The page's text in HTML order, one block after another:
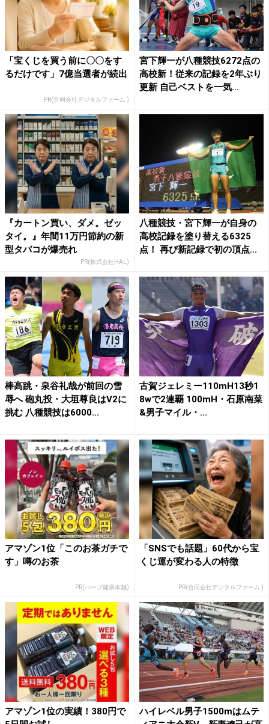
「宝くじを買う前に〇〇をす
るだけです」7億当選者が続出
PR(合同会社デジタルファーム )
宮下輝一が八種競技6272点の
高校新！従来の記録を2年ぶり
更新 自己ベストを一気...
『カートン買い、ダメ。ゼッ
タイ。』年間11万円節約の新
型タバコが爆売れ
PR(株式会社HAL)
八種競技・宮下輝一が自身の
高校記録を塗り替える6325
点！ 再び新記録で初の頂点...
棒高跳・泉谷礼哉が前回の雪
辱へ 砲丸投・大垣尊良はV2に
挑む 八種競技は6000...
古賀ジェレミー110mH13秒1
8wで2連覇 100mH・石原南菜
&男子マイル・...
アマゾン1位「このお茶ガチで
す」噂のお茶
PR(ハーブ健康本舗)
「SNSでも話題」60代から宝
くじ運が変わる人の特徴
PR(合同会社デジタルファーム )
アマゾン1位の実績！380円で
ハイレベル男子1500mはムテ